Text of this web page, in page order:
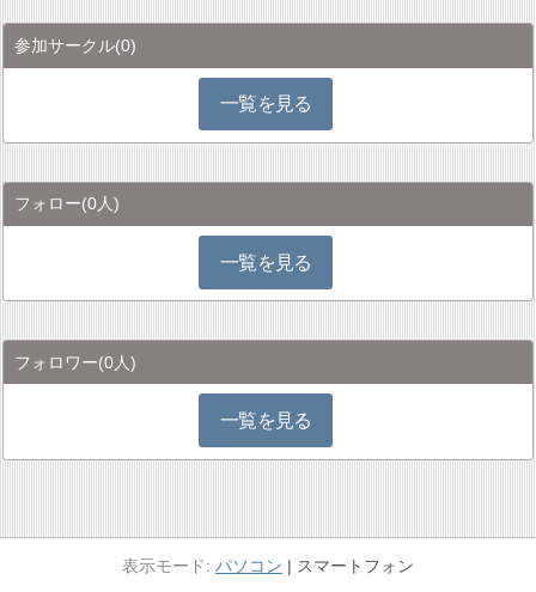
参加サークル(0)
一覧を見る
フォロー(0人)
一覧を見る
フォロワー(0人)
一覧を見る
パソコン スマートフォン